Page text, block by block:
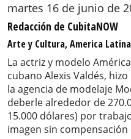
martes 16 de junio de
Redacción de CubitaNOW
Arte y Cultura, America
La actriz y modelo
cubano Alexis Valdés,
la agencia de modelaje
deberle alrededor de
15.000 dólares) por
imagen sin compensación